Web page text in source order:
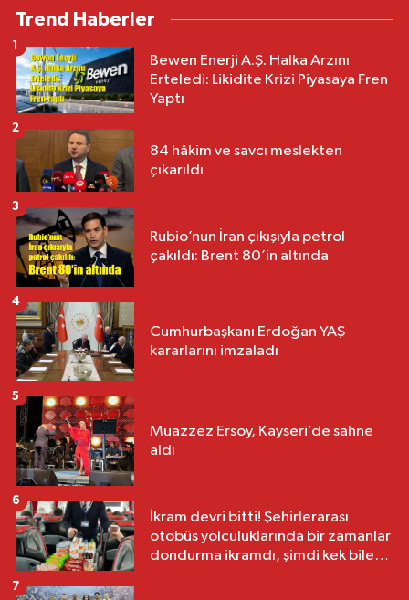
Trend Haberler
Bewen Enerji A.Ş. Halka Arzını
Erteledi: Likidite Krizi Piyasaya Fren
Yaptı
1
84 hâkim ve savcı meslekten
çıkarıldı
2
Rubio’nun İran çıkışıyla petrol
çakıldı: Brent 80’in altında
3
Cumhurbaşkanı Erdoğan YAŞ
kararlarını imzaladı
4
Muazzez Ersoy, Kayseri’de sahne
aldı
5
İkram devri bitti! Şehirlerarası
otobüs yolculuklarında bir zamanlar
dondurma ikramdı, şimdi kek bile
6
7